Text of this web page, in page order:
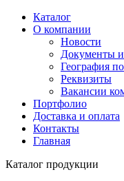
Каталог
О компании
Новости
Документы
География
Реквизиты
Вакансии
Портфолио
Доставка и оплата
Контакты
Главная
Каталог продукции